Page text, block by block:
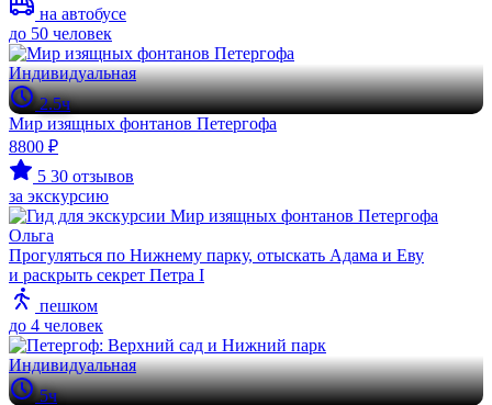
на автобусе
до 50 человек
Индивидуальная
2.5ч
Мир изящных фонтанов Петергофа
8800 ₽
5 30 отзывов
за экскурсию
Ольга
Прогуляться по Нижнему парку, отыскать Адама и Еву
и раскрыть секрет Петра I
пешком
до 4 человек
Индивидуальная
5ч